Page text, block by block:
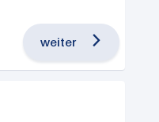
weiter